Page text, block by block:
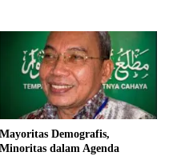
Mayoritas Demografis,
Minoritas dalam Agenda